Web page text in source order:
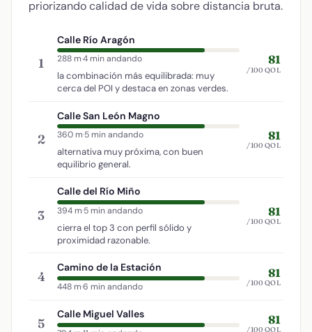
priorizando calidad de vida sobre distancia bruta.
1
Calle Río Aragón
288 m·4 min andando
la combinación más equilibrada: muy
cerca del POI y destaca en zonas verdes.
81
/100 QOL
2
Calle San León Magno
360 m·5 min andando
alternativa muy próxima, con buen
equilibrio general.
81
/100 QOL
3
Calle del Río Miño
394 m·5 min andando
cierra el top 3 con perfil sólido y
proximidad razonable.
81
/100 QOL
4
Camino de la Estación
448 m·6 min andando
81
/100 QOL
5
Calle Miguel Valles 81
/100 QOL